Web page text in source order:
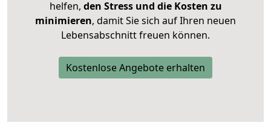
helfen, den Stress und die Kosten zu
minimieren, damit Sie sich auf Ihren neuen
Lebensabschnitt freuen können.
Kostenlose Angebote erhalten